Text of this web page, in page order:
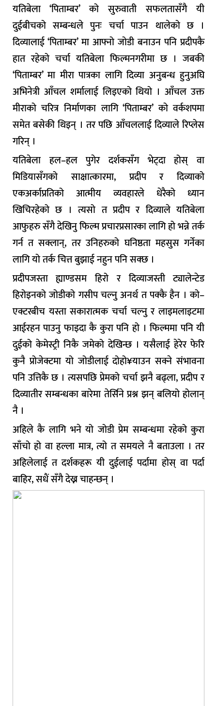
यतिबेला ‘पिताम्बर’ को सुरुवाती सफलतासँगै यी
दुईबीचको सम्बन्धले पुनः चर्चा पाउन थालेको छ ।
दिव्यालाई ‘पिताम्बर’ मा आफ्नो जोडी बनाउन पनि प्रदीपकै
हात रहेको चर्चा यतिबेला फिल्मनगरीमा छ । जबकी
‘पिताम्बर’ मा मीरा पात्रका लागि दिव्या अनुबन्ध हुनुअघि
अभिनेत्री आँचल शर्मालाई लिइएको थियो । आँचल उक्त
मीराको चरित्र निर्माणका लागि ‘पिताम्बर’ को वर्कशपमा
समेत बसेकी थिइन् । तर पछि आँचललाई दिव्याले रिप्लेस
गरिन् ।
यतिबेला हल–हल पुगेर दर्शकसँग भेट्दा होस् वा
मिडियासँगको साक्षात्कारमा, प्रदीप र दिव्याको
एकअर्काप्रतिको आत्मीय व्यवहारले धेरैको ध्यान
खिचिरहेको छ । त्यसो त प्रदीप र दिव्याले यतिबेला
आफुहरु सँगै देखिनु फिल्म प्रचारप्रसारका लागि हो भन्ने तर्क
गर्न त सक्लान्, तर उनिहरुको घनिष्ठता महसुस गर्नेका
लागि यो तर्क चित्त बुझाई नहुन पनि सक्छ ।
प्रदीपजस्ता ह्याण्डसम हिरो र दिव्याजस्ती ट्यालेन्टेड
हिरोइनको जोडीको गसीप चल्नु अनर्थ त पक्कै हैन । को–
एक्टरबीच यस्ता सकारात्मक चर्चा चल्नु र लाइमलाइटमा
आईरहन पाउनु फाइदा कै कुरा पनि हो । फिल्ममा पनि यी
दुईको केमेस्ट्री निकै जमेको देखिन्छ । यसैलाई हेरेर फेरि
कुनै प्रोजेक्टमा यो जोडीलाई दोहो¥याउन सक्ने संभावना
पनि उत्तिकै छ । त्यसपछि प्रेमको चर्चा झनै बढ्ला, प्रदीप र
दिव्यातीर सम्बन्धका बारेमा तेर्सिने प्रश्न झन् बलियो होलान्
नै ।
अहिले कै लागि भने यो जोडी प्रेम सम्बन्धमा रहेको कुरा
साँचो हो वा हल्ला मात्र, त्यो त समयले नै बताउला । तर
अहिलेलाई त दर्शकहरू यी दुईलाई पर्दामा होस् वा पर्दा
बाहिर, सधैं सँगै देख्न चाहन्छन् ।